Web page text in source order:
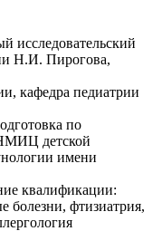
исследовательский
Н.И. Пирогова,
кафедра педиатрии
по
детской
имени
квалификации:
болезни, фтизиатрия,